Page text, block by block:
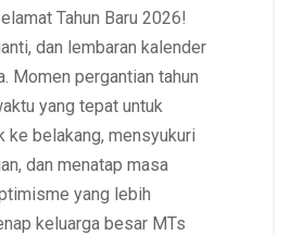
Tahun Baru 2026!
dan lembaran kalender
Momen pergantian tahun
yang tepat untuk
ke belakang, mensyukuri
dan menatap masa
yang lebih
keluarga besar MTs